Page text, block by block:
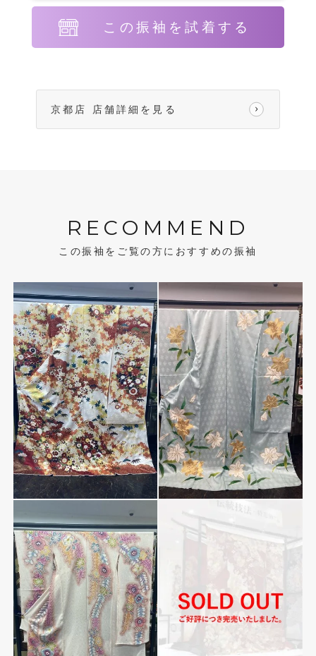
この振袖を試着する
京都店 店舗詳細を見る
RECOMMEND
この振袖をご覧の方におすすめの振袖